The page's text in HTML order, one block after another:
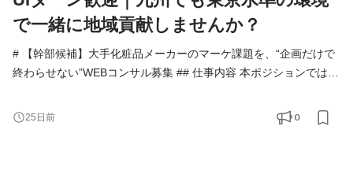
で一緒に地域貢献しませんか？
# 【幹部候補】大手化粧品メーカーのマーケ課題を、“企画だけで
終わらせない”WEBコンサル募集 ## 仕事内容 本ポジションでは、
に対し、 SNSマーケティングを軸に、課題ヒアリング〜戦略設
計〜施策提案〜実行ディレクションまでを一気通貫で担当いただ
25日前 0